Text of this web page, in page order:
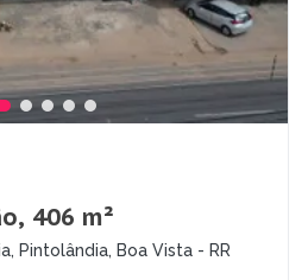
406 m²
Pintolândia, Boa Vista - RR